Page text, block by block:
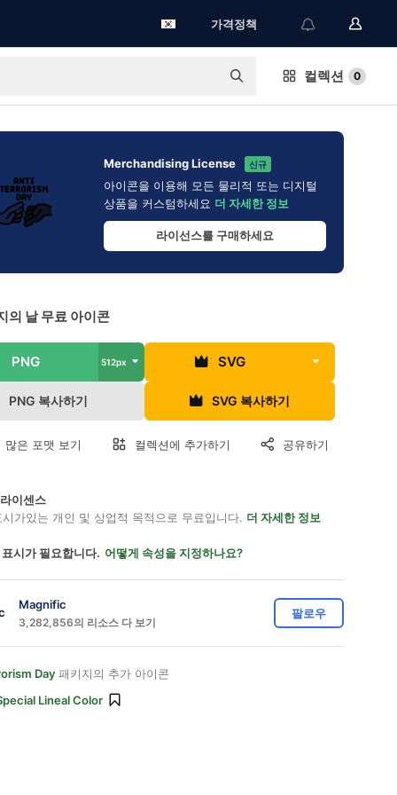
가격정책
컬렉션 0
Merchandising License 신규
아이콘을 이용해 모든 물리적 또는 디지털
상품을 커스텀하세요 더 자세한 정보
라이선스를 구매하세요
의 날 무료 아이콘
PNG 512px SVG
PNG 복사하기 SVG 복사하기
많은 포맷 보기 컬렉션에 추가하기 공유하기
이센스
가있는 개인 및 상업적 목적으로 무료입니다. 더 자세한 정보
시가 필요합니다. 어떻게 속성을 지정하나요?
Magnific
3,282,856의 리소스 다 보기
팔로우
Day 패키지의 추가 아이콘
Lineal Color